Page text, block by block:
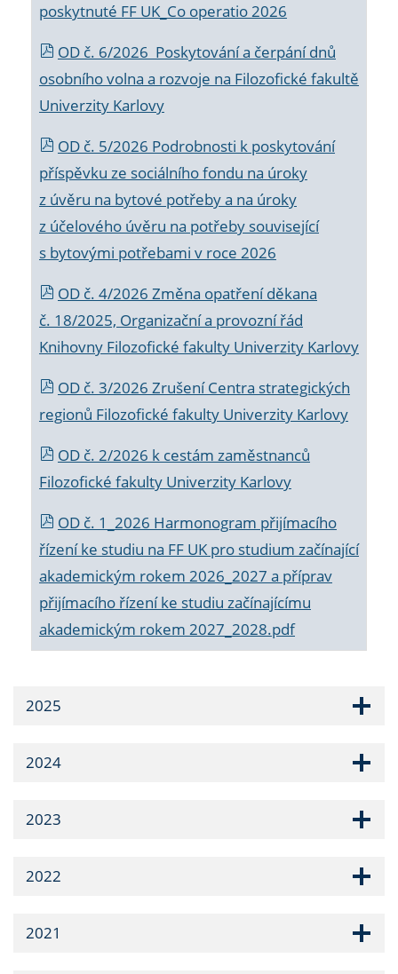
poskytnuté FF UK_Co operatio 2026
OD č. 6/2026 Poskytování a čerpání dnů
osobního volna a rozvoje na Filozofické fakultě
Univerzity Karlovy
OD č. 5/2026 Podrobnosti k poskytování
příspěvku ze sociálního fondu na úroky
z úvěru na bytové potřeby a na úroky
z účelového úvěru na potřeby související
s bytovými potřebami v roce 2026
OD č. 4/2026 Změna opatření děkana
č. 18/2025, Organizační a provozní řád
Knihovny Filozofické fakulty Univerzity Karlovy
OD č. 3/2026 Zrušení Centra strategických
regionů Filozofické fakulty Univerzity Karlovy
OD č. 2/2026 k cestám zaměstnanců
Filozofické fakulty Univerzity Karlovy
OD č. 1_2026 Harmonogram přijímacího
řízení ke studiu na FF UK pro studium začínající
akademickým rokem 2026_2027 a příprav
přijímacího řízení ke studiu začínajícímu
akademickým rokem 2027_2028.pdf
2025
2024
2023
2022
2021